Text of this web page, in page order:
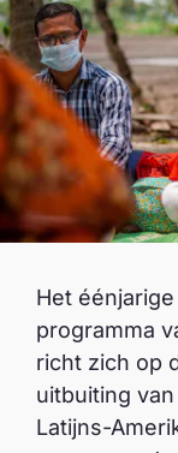
Het
programma
richt zich op
uitbuiting
Latijns-